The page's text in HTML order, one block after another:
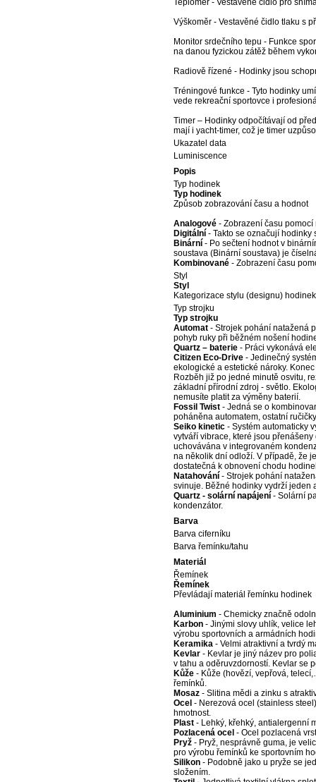
Teploměr - Vestavěné čidlo pro
Výškoměr - Vestavěné čidlo tlaku s
Monitor srdečního tepu - Funkce
na danou fyzickou zátěž během
Radiově řízené - Hodinky jsou
Tréningové funkce - Tyto hodinky
vede rekreační sportovce i
Timer – Hodinky odpočítávají od
mají i yacht-timer, což je timer
Ukazatel data
Luminiscence
Popis
Typ hodinek
Typ hodinek
Způsob zobrazování času a hodnot
Analogové - Zobrazení času
Digitální - Takto se označují
Binární - Po sečtení hodnot v
soustava (Binární soustava) je
Kombinované - Zobrazení času
Styl
Styl
Kategorizace stylu (designu) hodinek
Typ strojku
Typ strojku
Automat - Strojek pohání natažená
pohyb ruky při běžném nošení
Quartz – baterie - Práci vykonává
Citizen Eco-Drive - Jedinečný
ekologické a estetické nároky.
Rozběh již po jedné minutě osvitu,
základní přírodní zdroj - světlo.
nemusíte platit za výměny baterií.
Fossil Twist - Jedná se o
poháněna automatem, ostatní
Seiko kinetic - Systém automaticky
vytváří vibrace, které jsou
uchovávána v integrovaném
na několik dní odloží. V případě, že
dostatečná k obnovení chodu
Natahování - Strojek pohání
svinuje. Běžné hodinky vydrží jeden
Quartz - solární napájení - Solární
kondenzátor.
Barva
Barva ciferníku
Barva řemínku/tahu
Materiál
Řemínek
Řemínek
Převládají materiál řemínku hodinek
Aluminium - Chemicky značně
Karbon - Jinými slovy uhlík, velice
výrobu sportovních a armádních
Keramika - Velmi atraktivní a tvrdý
Kevlar - Kevlar je jiný název pro
v tahu a oděruvzdorností. Kevlar se
Kůže - Kůže (hovězí, vepřová,
řemínků.
Mosaz - Slitina mědi a zinku s
Ocel - Nerezová ocel (stainless
hmotnost.
Plast - Lehký, křehký, antialergenní
Pozlacená ocel - Ocel pozlacená
Pryž - Pryž, nesprávně guma, je
pro výrobu řemínků ke sportovním
Silikon - Podobně jako u pryže se
složením.